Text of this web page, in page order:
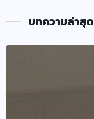
บทความล่าสุด